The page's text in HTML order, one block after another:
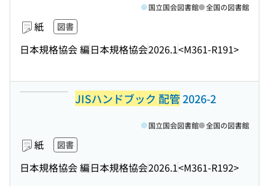
紙 図書
日本規格協会 編日本規格協会2026.1<M361-R191>
国立国会図書館 全国の図書館
JISハンドブック 配管2026-2
紙 図書
日本規格協会 編日本規格協会2026.1<M361-R192>
国立国会図書館 全国の図書館